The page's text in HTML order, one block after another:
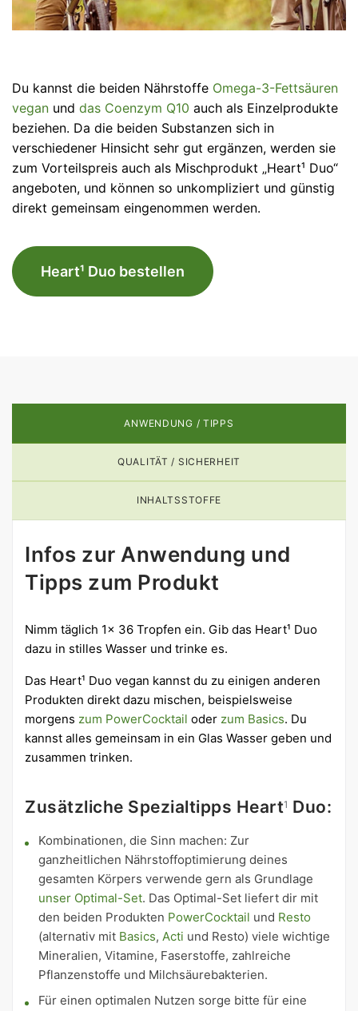
Du kannst die beiden Nährstoffe Omega-3-Fettsäuren
vegan und das Coenzym Q10 auch als Einzelprodukte
beziehen. Da die beiden Substanzen sich in
verschiedener Hinsicht sehr gut ergänzen, werden sie
zum Vorteilspreis auch als Mischprodukt „Heart¹ Duo“
angeboten, und können so unkompliziert und günstig
direkt gemeinsam eingenommen werden.
Heart¹ Duo bestellen
ANWENDUNG / TIPPS
QUALITÄT / SICHERHEIT
INHALTSSTOFFE
Infos zur Anwendung und
Tipps zum Produkt
Nimm täglich 1x 36 Tropfen ein. Gib das Heart¹ Duo
dazu in stilles Wasser und trinke es.
Das Heart¹ Duo vegan kannst du zu einigen anderen
Produkten direkt dazu mischen, beispielsweise
morgens zum PowerCocktail oder zum Basics. Du
kannst alles gemeinsam in ein Glas Wasser geben und
zusammen trinken.
Zusätzliche Spezialtipps Heart1 Duo:
Kombinationen, die Sinn machen: Zur
ganzheitlichen Nährstoffoptimierung deines
gesamten Körpers verwende gern als Grundlage
unser Optimal-Set. Das Optimal-Set liefert dir mit
den beiden Produkten PowerCocktail und Resto
(alternativ mit Basics, Acti und Resto) viele wichtige
Mineralien, Vitamine, Faserstoffe, zahlreiche
Pflanzenstoffe und Milchsäurebakterien.
Für einen optimalen Nutzen sorge bitte für eine